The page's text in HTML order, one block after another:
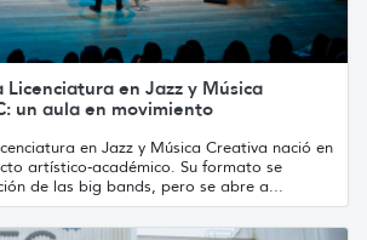
Licenciatura en Jazz y Música
un aula en movimiento
en Jazz y Música Creativa nació en
artístico-académico. Su formato se
de las big bands, pero se abre a...